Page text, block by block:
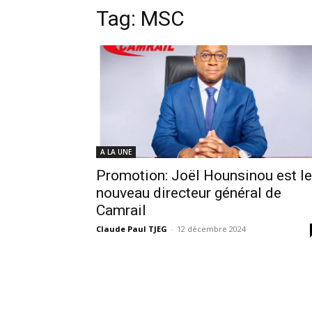
Tag: MSC
A LA UNE
Promotion: Joël Hounsinou est le
nouveau directeur général de
Camrail
Claude Paul TJEG - 12 décembre 2024